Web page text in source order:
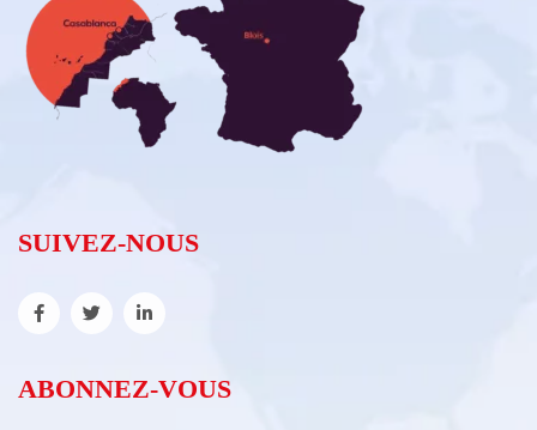
SUIVEZ-NOUS
ABONNEZ-VOUS